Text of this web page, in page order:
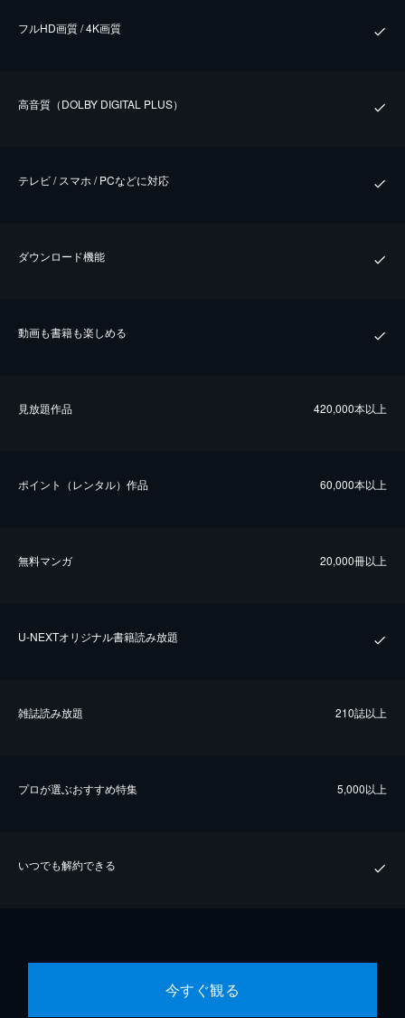
フルHD画質 / 4K画質
⾼⾳質（DOLBY DIGITAL PLUS）
テレビ / スマホ / PCなどに対応
ダウンロード機能
動画も書籍も楽しめる
⾒放題作品 420,000本以上
ポイント（レンタル）作品 60,000本以上
無料マンガ 20,000冊以上
U-NEXTオリジナル書籍読み放題
雑誌読み放題 210誌以上
プロが選ぶおすすめ特集 5,000以上
いつでも解約できる
今すぐ観る